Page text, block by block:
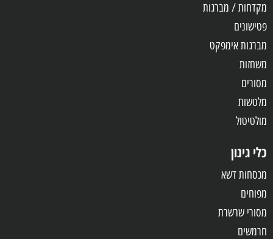
מקדחות / מברגות
פטישונים
מברגות אימפקט
משחזות
מסורים
מלטשות
מולטיטול
כלי גינון
מכסחות דשא
מפוחים
מסורי שרשרת
חרמשים